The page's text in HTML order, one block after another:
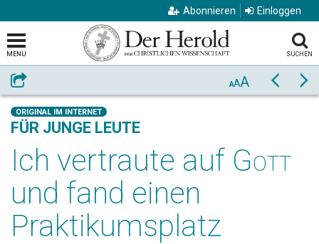
Abonnieren Einloggen
MENU SUCHEN
Weiterempfehlen AAA Zurück
ORIGINAL IM INTERNET
FÜR JUNGE LEUTE
Ich vertraute auf Gott
und fand einen
Praktikumsplatz